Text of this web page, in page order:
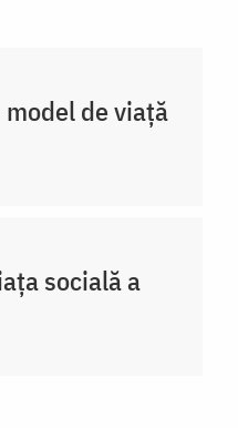
de viaţă
socială a